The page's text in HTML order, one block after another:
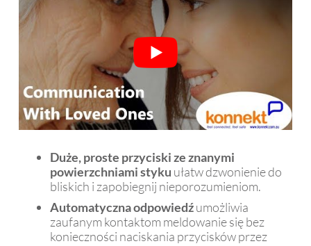
Duże, proste przyciski ze znanymi
powierzchniami styku ułatw dzwonienie do
bliskich i zapobiegnij nieporozumieniom.
Automatyczna odpowiedźumożliwia
zaufanym kontaktom meldowanie się bez
konieczności naciskania przycisków przez